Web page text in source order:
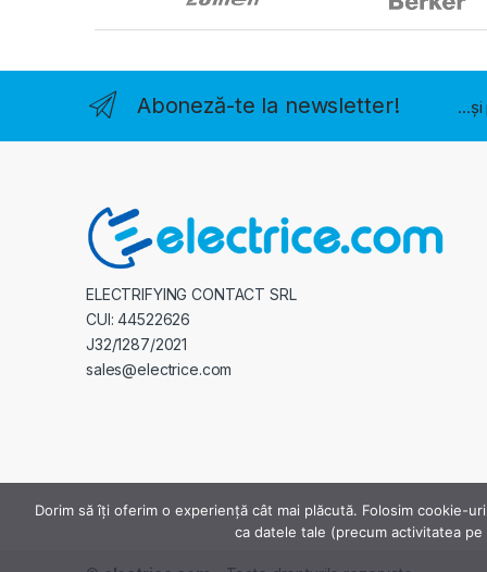
Aboneză-te la newsletter!
ELECTRIFYING CONTACT SRL
CUI: 44522626
J32/1287/2021
sales@electrice.com
Dorim să îți oferim o experiență cât mai plăcută. Folosim cookie-
ca datele tale (precum activitatea